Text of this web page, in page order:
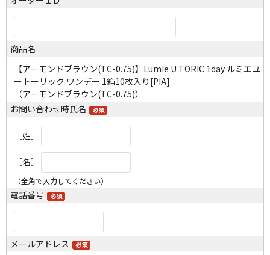
商品名
【アーモンドブラウン(TC-0.75)】Lumie U TORIC 1day ルミエユ
ートーリック ワンデー 1箱10枚入り[PIA]
（アーモンドブラウン(TC-0.75)）
お問い合わせ時氏名
［姓］
［名］
（全角で入力してください）
電話番号
メールアドレス